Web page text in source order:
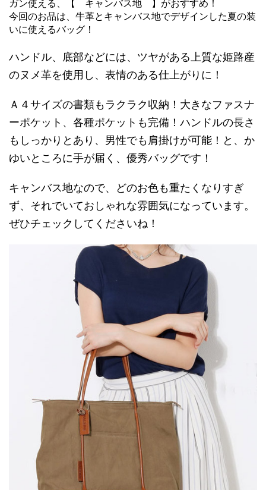
ガン使える、【 キャンバス地 】がおすすめ！
今回のお品は、牛革とキャンバス地でデザインした夏の装
いに使えるバッグ！
ハンドル、底部などには、ツヤがある上質な姫路産
のヌメ革を使用し、表情のある仕上がりに！
Ａ４サイズの書類もラクラク収納！大きなファスナ
ーポケット、各種ポケットも完備！ハンドルの長さ
もしっかりとあり、男性でも肩掛けが可能！と、か
ゆいところに手が届く、優秀バッグです！
キャンバス地なので、どのお色も重たくなりすぎ
ず、それでいておしゃれな雰囲気になっています。
ぜひチェックしてくださいね！